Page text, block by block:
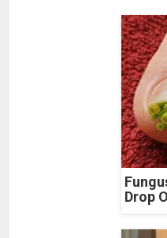
Drop